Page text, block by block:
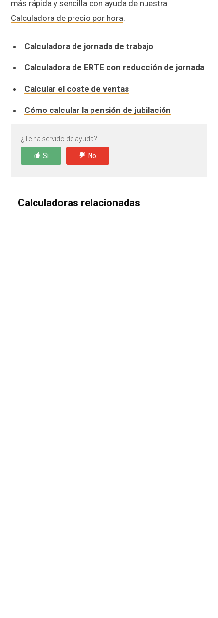
más rápida y sencilla con ayuda de nuestra
Calculadora de precio por hora.
Calculadora de jornada de trabajo
Calculadora de ERTE con reducción de jornada
Calcular el coste de ventas
Cómo calcular la pensión de jubilación
¿Te ha servido de ayuda?
Si No
Calculadoras relacionadas